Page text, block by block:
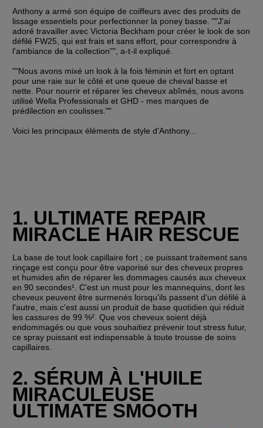
Anthony a armé son équipe de coiffeurs avec des produits de
lissage essentiels pour perfectionner la poney basse. ""J'ai
adoré travailler avec Victoria Beckham pour créer le look de son
défilé FW25, qui est frais et sans effort, pour correspondre à
l'ambiance de la collection"", a-t-il expliqué.
""Nous avons mixé un look à la fois féminin et fort en optant
pour une raie sur le côté et une queue de cheval basse et
nette. Pour nourrir et réparer les cheveux abîmés, nous avons
utilisé Wella Professionals et GHD - mes marques de
prédilection en coulisses.""
Voici les principaux éléments de style d'Anthony...
1. ULTIMATE REPAIR
MIRACLE HAIR RESCUE
La base de tout look capillaire fort ; ce puissant traitement sans
rinçage est conçu pour être vaporisé sur des cheveux propres
et humides afin de réparer les dommages causés aux cheveux
en 90 secondes¹. C'est un must pour les mannequins, dont les
cheveux peuvent être surmenés lorsqu'ils passent d'un défilé à
l'autre, mais c'est aussi un produit de base quotidien qui réduit
les cassures de 99 %². Que vos cheveux soient déjà
endommagés ou que vous souhaitiez prévenir tout stress futur,
ce spray puissant est indispensable à toute trousse de soins
capillaires.
2. SÉRUM À L'HUILE
MIRACULEUSE
ULTIMATE SMOOTH